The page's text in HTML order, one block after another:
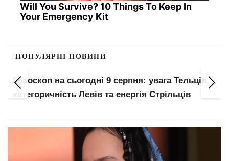
Will You Survive? 10 Things To Keep In
Your Emergency Kit
ПОПУЛЯРНІ НОВИНИ
Гороскоп на сьогодні 9 серпня: увага Тельців,
категоричність Левів та енергія Стрільців